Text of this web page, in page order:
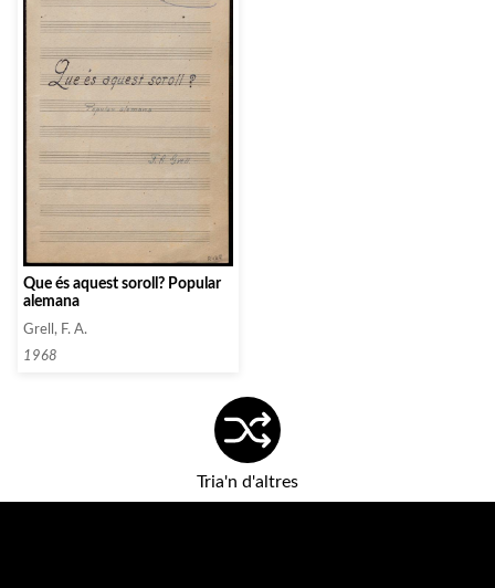
Que és aquest soroll? Popular
alemana
Grell, F. A.
1968
Tria'n d'altres